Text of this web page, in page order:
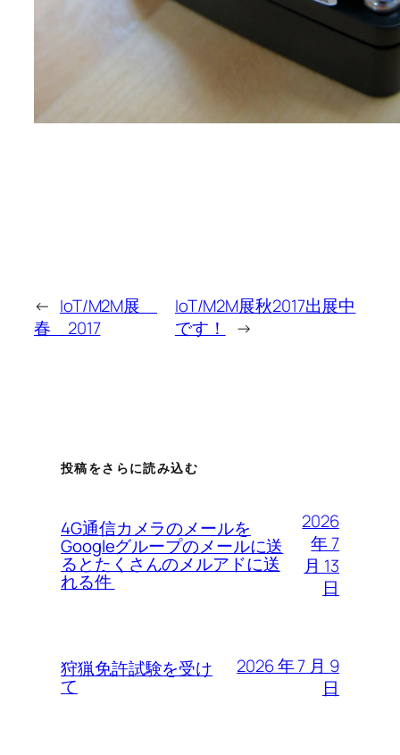
← IoT/M2M展
春 2017
IoT/M2M展秋2017出展中
です！
→
投稿をさらに読み込む
4G通信カメラのメールを
Googleグループのメールに送
るとたくさんのメルアドに送
れる件
2026
年 7
月 13
日
狩猟免許試験を受け
て
2026 年 7 月 9
日